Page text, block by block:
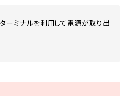
ーミナルを利用して電源が取り出